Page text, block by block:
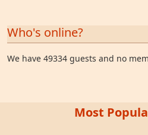
Who's online?
We have 49334 guests and no
Most